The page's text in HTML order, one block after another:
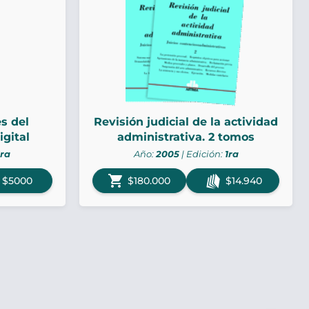
del
$5000
Revisión judicial de la actividad
administrativa. 2 tomos
Año:2005| Edición: 1ra
shopping_cart $180.000 $14.940